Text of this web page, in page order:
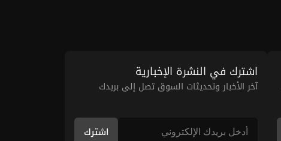
اشترك في النشرة الإخبارية
آخر الأخبار وتحديثات السوق تصل إلى بريدك
اشترك